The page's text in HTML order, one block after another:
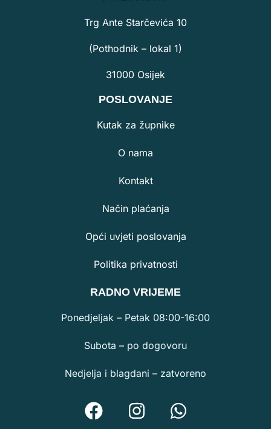
Trg Ante Starčevića 10
(Pothodnik – lokal 1)
31000 Osijek
POSLOVANJE
Kutak za župnike
O nama
Kontakt
Način plaćanja
Opći uvjeti poslovanja
Politika privatnosti
RADNO VRIJEME
Ponedjeljak – Petak 08:00-16:00
Subota – po dogovoru
Nedjelja i blagdani – zatvoreno